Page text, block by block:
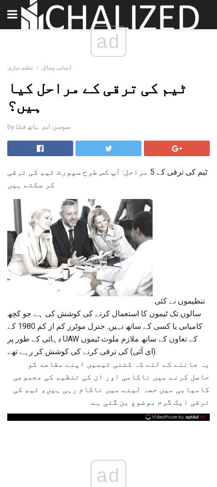
ad
انسانی وسائل تنطیم سازی
ٹیم کی ترقی کے مراحل کیا
ہیں؟
by سوسن ایم ہیاتھ فیلڈ
ٹیم کی ترقی کے 5 مراحل: آپ کس طرح سپورٹ ٹیم کی ترقی
کر سکتے ہیں
سالوں تک ٹیموں کا استعمال کرنے کی کوشش کی ہے جو کچھ
کامیابی یا کسی کے ساتھ نہیں. جنرل موٹرز کم از کم 1980 کے
دہائی کے طور پر UAW کے تعاون کے ساتھ ملازم ملوث ٹیموں
(ای آئی) کی ترقی کرنے کی کوشش کر رہے تھے.
یہ جاننے کے لئے کہ کتنی ٹیمیں اپنے مقاصد کو
حاصل کرنے میں ناکامی اور ان کی تنظیم کی مجموعی
کامیابی میں حصہ لینے میں ناکام رہی ہیں، ٹیم کی
ترقی ایک گرم موضوع بن گئی ہے.
ad